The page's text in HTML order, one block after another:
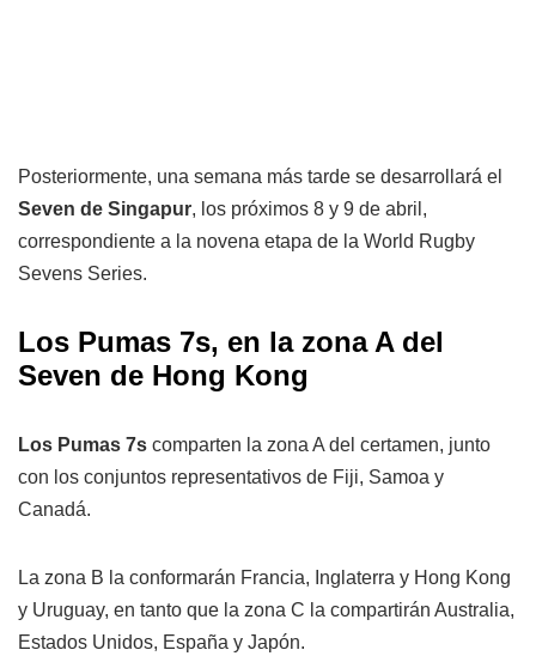
Posteriormente, una semana más tarde se desarrollará el
Seven de Singapur, los próximos 8 y 9 de abril,
correspondiente a la novena etapa de la World Rugby
Sevens Series.
Los Pumas 7s, en la zona A del
Seven de Hong Kong
Los Pumas 7s comparten la zona A del certamen, junto
con los conjuntos representativos de Fiji, Samoa y
Canadá.
La zona B la conformarán Francia, Inglaterra y Hong Kong
y Uruguay, en tanto que la zona C la compartirán Australia,
Estados Unidos, España y Japón.